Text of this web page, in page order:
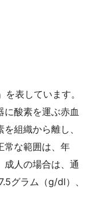
表しています。
酸素を運ぶ赤血
組織から離し、
常な範囲は、年
成人の場合は、通
グラム（g/dl）、